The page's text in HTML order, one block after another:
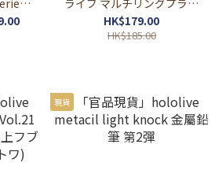
オ/
ライブ マルチリングプラス
Lサイズ 手機背卡 第2彈 (赤
井はあと/アキ・ローゼンタ
たん/尾丸ポルカ/雪花ラミ
ィ)
HK$179.00
HK$185.00
現貨